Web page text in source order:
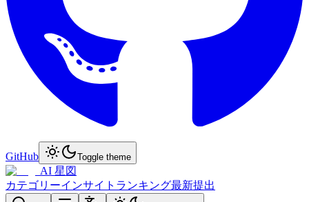
GitHub Toggle theme
AI 星図
カテゴリーインサイト ランキング最新提出